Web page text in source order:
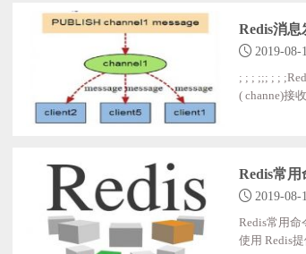
Redis消息
2019-08-
; ; ; ;;; ; ;
( channe)接
Redis常
2019-08-
Redis常用命
使用 Redis